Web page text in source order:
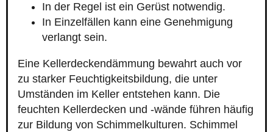
In der Regel ist ein Gerüst notwendig.
In Einzelfällen kann eine Genehmigung
verlangt sein.
Eine Kellerdeckendämmung bewahrt auch vor
zu starker Feuchtigkeitsbildung, die unter
Umständen im Keller entstehen kann. Die
feuchten Kellerdecken und -wände führen häufig
zur Bildung von Schimmelkulturen. Schimmel